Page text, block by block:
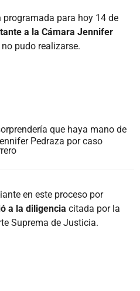
para hoy 14 de
a la Cámara Jennifer
no pudo realizarse.
que haya mano de
Pedraza por caso
en este proceso por
a la diligencia citada por la
Suprema de Justicia.